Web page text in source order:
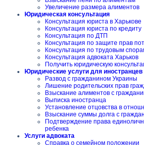
Увеличение размера алиментов
Юридическая консультация
Консультация юриста в Харькове
Консультация юриста по кредиту
Консультация по ДТП
Консультация по защите прав
Консультация по трудовым
Консультация адвоката Харьков
Получить юридическую
Юридические услуги для иностранцев
Развод с гражданином Украины
Лишение родительских прав
Взыскание алиментов с
Выписка иностранца
Установление отцовства в
Взыскание суммы долга с
Подтверждение права
ребенка
Услуги адвоката
Справка о семейном положении